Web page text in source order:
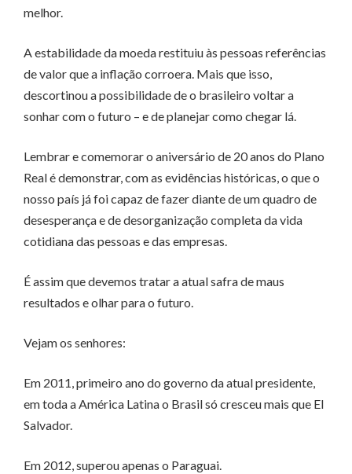
melhor.
A estabilidade da moeda restituiu às pessoas referências
de valor que a inflação corroera. Mais que isso,
descortinou a possibilidade de o brasileiro voltar a
sonhar com o futuro – e de planejar como chegar lá.
Lembrar e comemorar o aniversário de 20 anos do Plano
Real é demonstrar, com as evidências históricas, o que o
nosso país já foi capaz de fazer diante de um quadro de
desesperança e de desorganização completa da vida
cotidiana das pessoas e das empresas.
É assim que devemos tratar a atual safra de maus
resultados e olhar para o futuro.
Vejam os senhores:
Em 2011, primeiro ano do governo da atual presidente,
em toda a América Latina o Brasil só cresceu mais que El
Salvador.
Em 2012, superou apenas o Paraguai.